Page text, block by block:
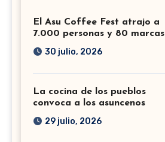
El Asu Coffee Fest atrajo a
7.000 personas y 80 marcas
30 julio, 2026
La cocina de los pueblos
convoca a los asuncenos
29 julio, 2026